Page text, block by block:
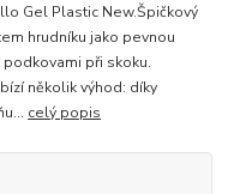
Gel Plastic New.Špičkový
hrudníku jako pevnou
při skoku.
několik výhod: díky
celý popis